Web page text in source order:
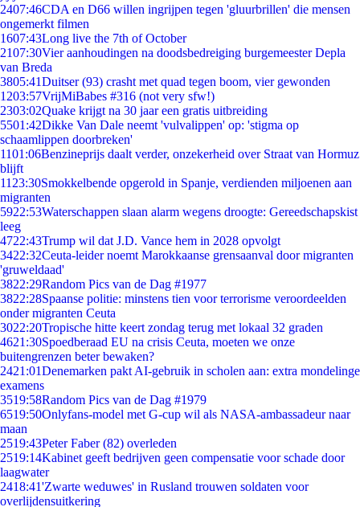
2407:46CDA en D66 willen ingrijpen tegen 'gluurbrillen' die mensen
ongemerkt filmen
1607:43Long live the 7th of October
2107:30Vier aanhoudingen na doodsbedreiging burgemeester Depla
van Breda
3805:41Duitser (93) crasht met quad tegen boom, vier gewonden
1203:57VrijMiBabes #316 (not very sfw!)
2303:02Quake krijgt na 30 jaar een gratis uitbreiding
5501:42Dikke Van Dale neemt 'vulvalippen' op: 'stigma op
schaamlippen doorbreken'
1101:06Benzineprijs daalt verder, onzekerheid over Straat van Hormuz
blijft
11 23:30Smokkelbende opgerold in Spanje, verdienden miljoenen aan
migranten
5922:53Waterschappen slaan alarm wegens droogte: Gereedschapskist
leeg
4722:43Trump wil dat J.D. Vance hem in 2028 opvolgt
3422:32Ceuta-leider noemt Marokkaanse grensaanval door migranten
'gruweldaad'
3822:29Random Pics van de Dag #1977
3822:28Spaanse politie: minstens tien voor terrorisme veroordeelden
onder migranten Ceuta
3022:20Tropische hitte keert zondag terug met lokaal 32 graden
4621:30Spoedberaad EU na crisis Ceuta, moeten we onze
buitengrenzen beter bewaken?
2421:01Denemarken pakt AI-gebruik in scholen aan: extra mondelinge
examens
3519:58Random Pics van de Dag #1979
6519:50Onlyfans-model met G-cup wil als NASA-ambassadeur naar
maan
2519:43Peter Faber (82) overleden
2519:14Kabinet geeft bedrijven geen compensatie voor schade door
laagwater
2418:41'Zwarte weduwes' in Rusland trouwen soldaten voor
overlijdensuitkering